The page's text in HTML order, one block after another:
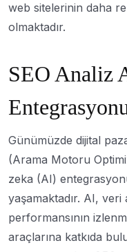
web sitelerinin daha
olmaktadır.
SEO Analiz
Günümüzde dijital
(Arama Motoru
zeka (AI)
yaşamaktadır. AI,
performansının
araçlarına katkıda